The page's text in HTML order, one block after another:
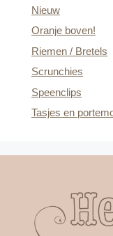
Nieuw
Oranje boven!
Riemen / Bretels
Scrunchies
Speenclips
Tasjes en